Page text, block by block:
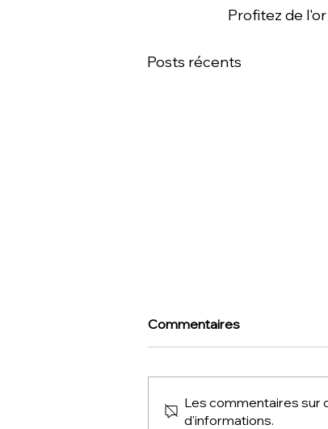
Profitez de
Posts récents
Commentaires
Les commentaires sur
d'informations.